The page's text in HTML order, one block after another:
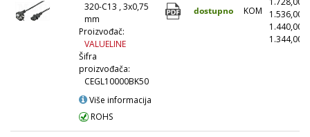
320-C13 , 3x0,75
mm
Proizvođač:
VALUELINE
Šifra
proizvođača:
CEGL10000BK50
Više informacija
ROHS
dostupno KOM
1.536,00
1.440,00
1.344,00